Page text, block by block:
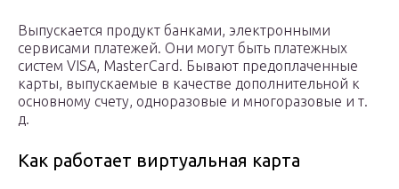
Выпускается продукт банками, электронными
сервисами платежей. Они могут быть платежных
систем VISA, MasterCard. Бывают предоплаченные
карты, выпускаемые в качестве дополнительной к
основному счету, одноразовые и многоразовые и т.
д.
Как работает виртуальная карта